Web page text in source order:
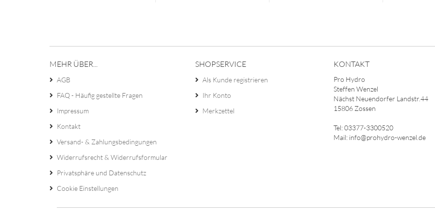
MEHR ÜBER...
AGB
FAQ - Häufig gestellte Fragen
Impressum
Kontakt
Versand- & Zahlungsbedingungen
Widerrufsrecht & Widerrufsformular
Privatsphäre und Datenschutz
Cookie Einstellungen
SHOPSERVICE
Als Kunde registrieren
Ihr Konto
Merkzettel
KONTAKT
Pro Hydro
Steffen Wenzel
Nächst Neuendorfer Landstr.44
15806 Zossen
Tel: 03377-3300520
Mail: info@prohydro-wenzel.de